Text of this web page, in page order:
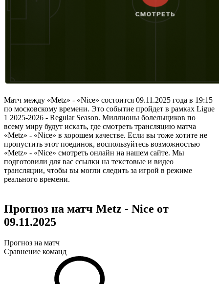
Матч между «Metz» - «Nice» состоится 09.11.2025 года в 19:15
по московскому времени. Это событие пройдет в рамках Ligue
1 2025-2026 - Regular Season. Миллионы болельщиков по
всему миру будут искать, где смотреть трансляцию матча
«Metz» - «Nice» в хорошем качестве. Если вы тоже хотите не
пропустить этот поединок, воспользуйтесь возможностью
«Metz» - «Nice» смотреть онлайн на нашем сайте. Мы
подготовили для вас ссылки на текстовые и видео
трансляции, чтобы вы могли следить за игрой в режиме
реального времени.
Прогноз на матч Metz - Nice от
09.11.2025
Прогноз на матч
Сравнение команд